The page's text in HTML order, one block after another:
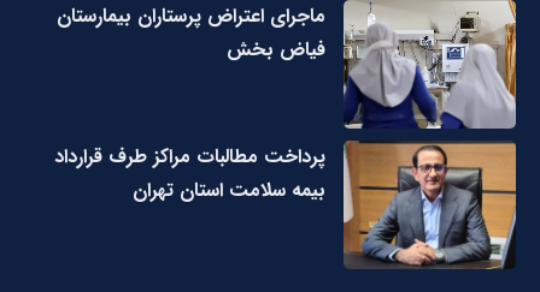
ماجرای اعتراض پرستاران بیمارستان
فیاض بخش
پرداخت مطالبات مراکز طرف قرارداد
بیمه سلامت استان تهران